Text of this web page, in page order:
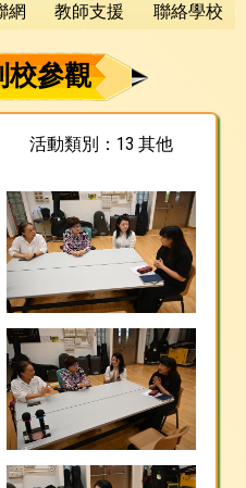
網 教師支援 聯絡學校
校參觀
活動類別：13 其他